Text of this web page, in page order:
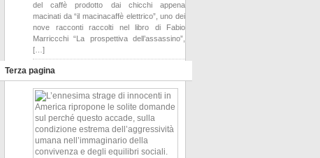
del caffè prodotto dai chicchi appena
macinati da “il macinacaffè elettrico”, uno dei
nove racconti raccolti nel libro di Fabio
Marriccchi “La prospettiva dell’assassino”,
[…]
Terza pagina